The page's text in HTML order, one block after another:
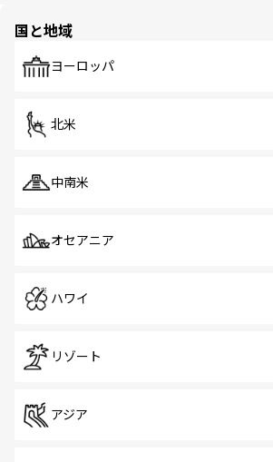
で、ホーカーズは地元の風情を楽し
国と地域
ヨーロッパ
北米
中南米
オセアニア
ハワイ
リゾート
アジア